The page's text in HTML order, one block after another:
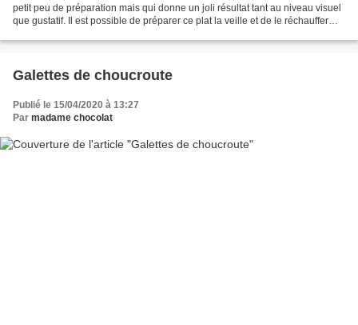
petit peu de préparation mais qui donne un joli résultat tant au niveau visuel
que gustatif. Il est possible de préparer ce plat la veille et de le réchauffer
Galettes de choucroute
Publié le 15/04/2020 à 13:27
Par madame chocolat